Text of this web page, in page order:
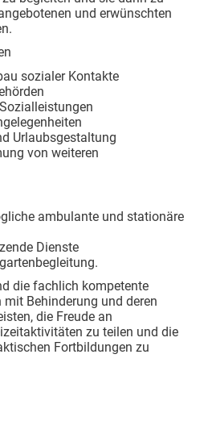
und erwünschten
sozialer Kontakte
Urlaubsgestaltung
von weiteren
ambulante und stationäre
Dienste
die fachlich kompetente
mit Behinderung und deren
die Freude an
zu teilen und die
Fortbildungen zu